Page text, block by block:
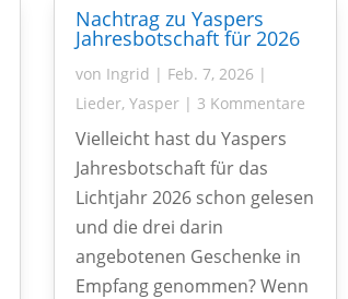
Nachtrag zu Yaspers
Jahresbotschaft für 2026
von Ingrid | Feb. 7, 2026 |
Lieder,Yasper | 3 Kommentare
Vielleicht hast du Yaspers
Jahresbotschaft für das
Lichtjahr 2026 schon gelesen
und die drei darin
angebotenen Geschenke in
Empfang genommen? Wenn